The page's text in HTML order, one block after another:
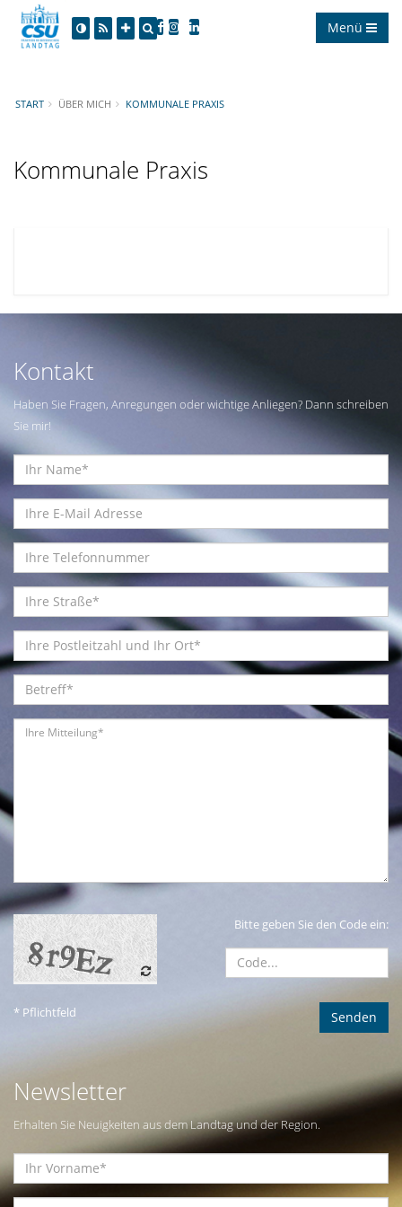
Menü
START ÜBER MICH KOMMUNALE PRAXIS
Kommunale Praxis
Kontakt
Haben Sie Fragen, Anregungen oder wichtige Anliegen? Dann schreiben
Sie mir!
Bitte geben Sie den Code ein:
* Pflichtfeld
Newsletter
Erhalten Sie Neuigkeiten aus dem Landtag und der Region.